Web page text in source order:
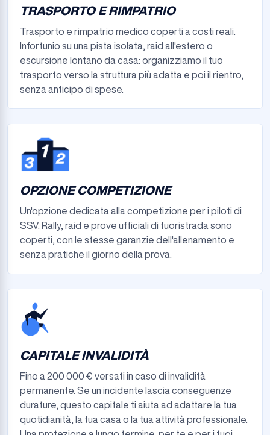
TRASPORTO E RIMPATRIO
Trasporto e rimpatrio medico coperti a costi reali.
Infortunio su una pista isolata, raid all'estero o
escursione lontano da casa: organizziamo il tuo
trasporto verso la struttura più adatta e poi il rientro,
senza anticipo di spese.
OPZIONE COMPETIZIONE
Un'opzione dedicata alla competizione per i piloti di
SSV. Rally, raid e prove ufficiali di fuoristrada sono
coperti, con le stesse garanzie dell'allenamento e
senza pratiche il giorno della prova.
CAPITALE INVALIDITÀ
Fino a 200 000 € versati in caso di invalidità
permanente. Se un incidente lascia conseguenze
durature, questo capitale ti aiuta ad adattare la tua
quotidianità, la tua casa o la tua attività professionale.